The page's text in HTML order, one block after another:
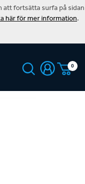
0
att fortsätta surfa på sidan
här för mer information.